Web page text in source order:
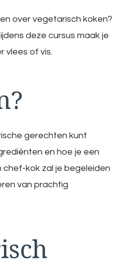
over vegetarisch koken?
deze cursus maak je
vlees of vis.
gerechten kunt
en hoe je een
kok zal je begeleiden
van prachtig